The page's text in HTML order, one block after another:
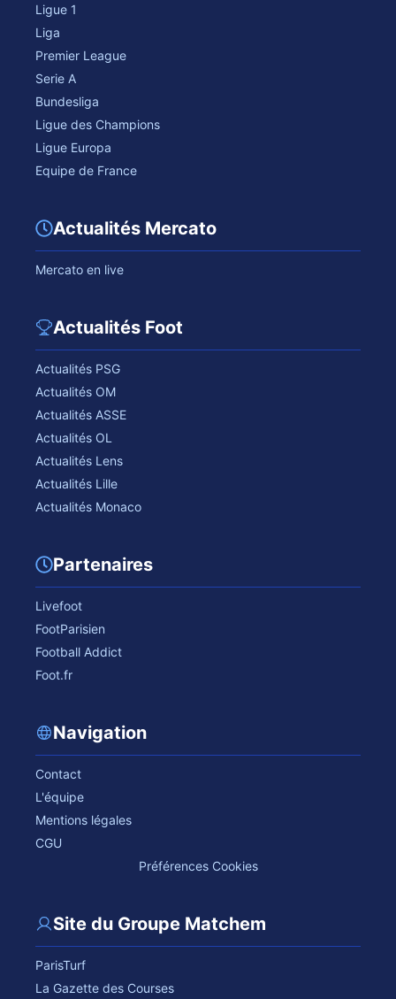
Ligue 1
Liga
Premier League
Serie A
Bundesliga
Ligue des Champions
Ligue Europa
Equipe de France
Actualités Mercato
Mercato en live
Actualités Foot
Actualités PSG
Actualités OM
Actualités ASSE
Actualités OL
Actualités Lens
Actualités Lille
Actualités Monaco
Partenaires
Livefoot
FootParisien
Football Addict
Foot.fr
Navigation
Contact
L'équipe
Mentions légales
CGU
Préférences Cookies
Site du Groupe Matchem
ParisTurf
La Gazette des Courses